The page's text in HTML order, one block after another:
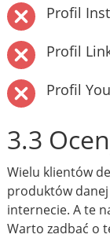
Profil
Profil
Profil
3.3
Wielu klientów
produktów
internecie. A te
Warto zadbać o